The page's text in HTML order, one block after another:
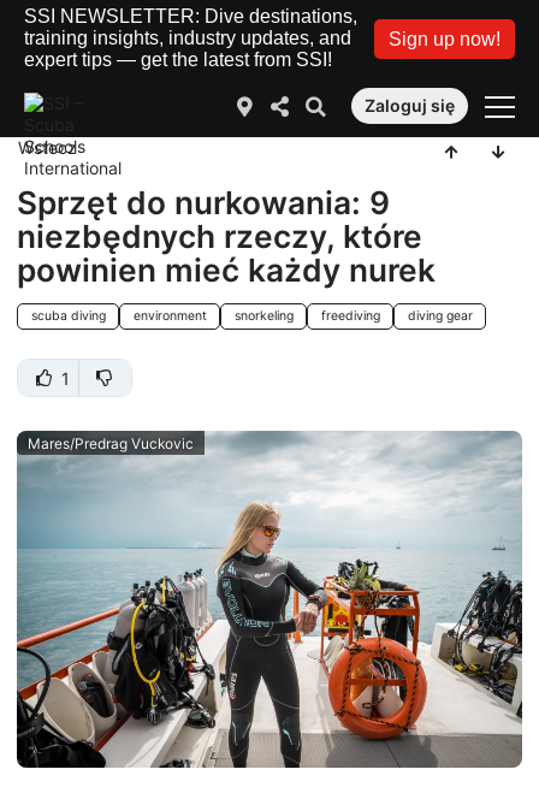
SSI NEWSLETTER: Dive destinations,
training insights, industry updates, and
expert tips — get the latest from SSI!
Sign up now!
Zaloguj się
Wstecz
Sprzęt do nurkowania: 9
niezbędnych rzeczy, które
powinien mieć każdy nurek
scuba diving environment snorkeling freediving diving gear
1
Mares/Predrag Vuckovic